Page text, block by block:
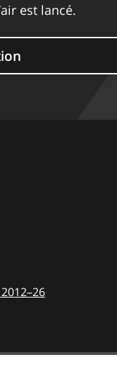
est lancé.
2012–26